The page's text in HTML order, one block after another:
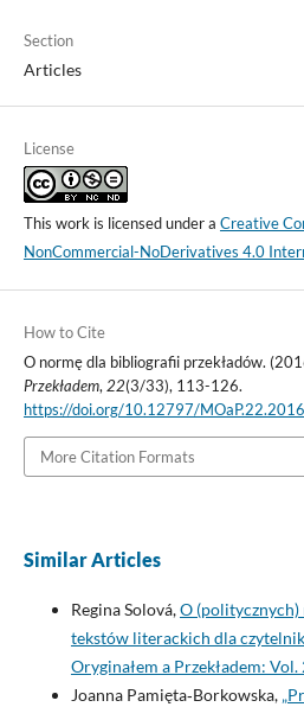
Section
Articles
License
This work is licensed under a Creative
NonCommercial-NoDerivatives 4.0
How to Cite
O normę dla bibliografii przekładów.
Przekładem, 22(3/33), 113-126.
https://doi.org/10.12797/
More Citation Formats
Similar Articles
Regina Solová,O (politycznych)
tekstów literackich dla
Oryginałem a Przekładem:
Joanna Pamięta‑Borkowska,